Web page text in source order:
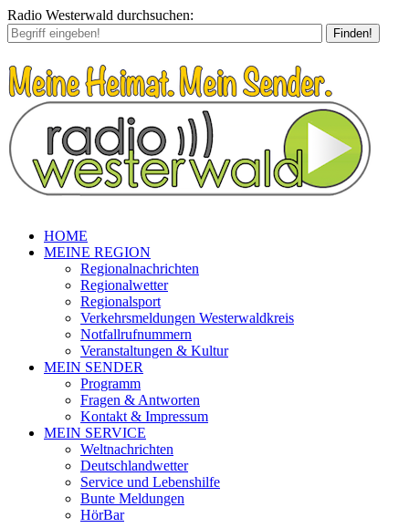
Radio Westerwald durchsuchen:
Finden!
HOME
MEINE REGION
Regionalnachrichten
Regionalwetter
Regionalsport
Verkehrsmeldungen Westerwaldkreis
Notfallrufnummern
Veranstaltungen & Kultur
MEIN SENDER
Programm
Fragen & Antworten
Kontakt & Impressum
MEIN SERVICE
Weltnachrichten
Deutschlandwetter
Service und Lebenshilfe
Bunte Meldungen
HörBar